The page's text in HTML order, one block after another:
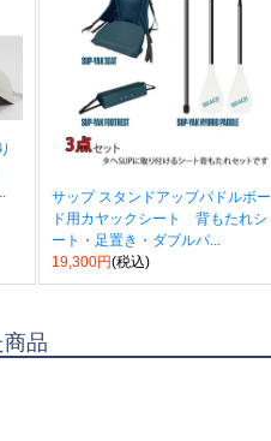
サップ スタンドアップパドルボー
ド用カヤックシート 背もたれシ
ート・足置き・ダブルパ...
19,300円(税込)
品